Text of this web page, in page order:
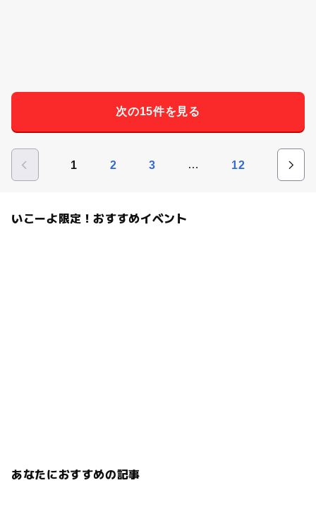
次の15件を見る
1 2 3 … 12
いこーよ限定！おすすめイベント
あなたにおすすめの記事